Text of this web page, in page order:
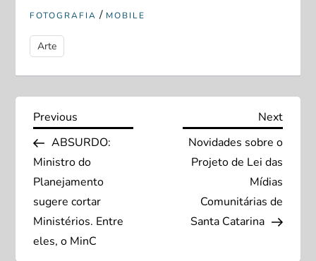
FOTOGRAFIA / MOBILE
Arte
N
a
v
e
Previous
Post
Previous
ABSURDO:
Ministro do
Planejamento
sugere cortar
Ministérios. Entre
eles, o MinC
Next
Next
Novidades sobre o
Projeto de Lei das
Mídias
Comunitárias de
Santa Catarina